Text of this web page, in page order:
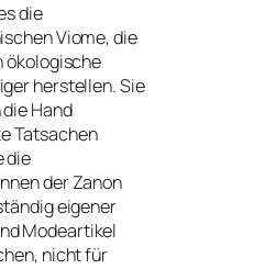
die
Viome, die
ökologische
herstellen. Sie
Hand
Tatsachen
die
der Zanon
eigener
Modeartikel
nicht für